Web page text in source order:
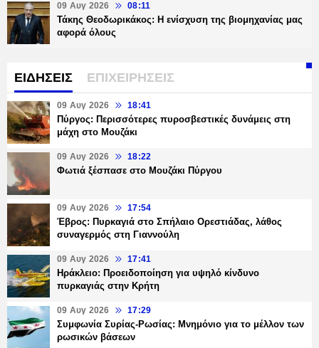
09 Αυγ 2026 08:11
Τάκης Θεοδωρικάκος: Η ενίσχυση της βιομηχανίας μας
αφορά όλους
ΕΙΔΗΣΕΙΣ ΕΠΙΧΕΙΡΗΣΕΙΣ
09 Αυγ 2026 18:41
Πύργος: Περισσότερες πυροσβεστικές δυνάμεις στη
μάχη στο Μουζάκι
09 Αυγ 2026 18:22
Φωτιά ξέσπασε στο Μουζάκι Πύργου
09 Αυγ 2026 17:54
Έβρος: Πυρκαγιά στο Σπήλαιο Ορεστιάδας, λάθος
συναγερμός στη Γιαννούλη
09 Αυγ 2026 17:41
Ηράκλειο: Προειδοποίηση για υψηλό κίνδυνο
πυρκαγιάς στην Κρήτη
09 Αυγ 2026 17:29
Συμφωνία Συρίας-Ρωσίας: Μνημόνιο για το μέλλον των
ρωσικών βάσεων